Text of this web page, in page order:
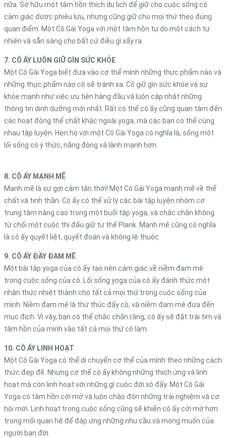
nữa. Sở hữu một tâm hồn thích du lịch để giữ cho cuộc sống có
cảm giác được phiêu lưu, nhưng cũng giữ cho mọi thứ theo đúng
quan điểm. Một Cô Gái Yoga với một tâm hồn tự do một cách tự
nhiên và sẵn sàng cho bất cứ điều gì xẩy ra.
7. CÔ ẤY LUÔN GIỮ GÌN SỨC KHỎE
Một Cô Gái Yoga biết đưa vào cơ thể mình những thực phẩm nào và
những thực phẩm nào cô sẽ tránh xa. Cô giữ gìn sức khỏe và sự
khỏe mạnh như việc ưu tiên hàng đầu và luôn cập nhật những
thông tin dinh dưỡng mới nhất. Rất có thể cô ấy cũng quan tâm đến
các hoạt động thể chất khác ngoài yoga, mà các bạn có thể cùng
nhau tập luyện. Hẹn hò với một Cô Gái Yoga có nghĩa là, sống một
lối sống có ý thức, năng động và lành mạnh hơn.
8. CÔ ẤY MẠNH MẼ
Mạnh mẽ là sự gợi cảm tân thời! Một Cô Gái Yoga mạnh mẽ về thể
chất và tinh thần. Cô ấy có thể xử lý các bài tập luyện nhóm cơ
trung tâm nâng cao trong một buổi tập yoga, và chắc chắn không
từ chối một cuộc thi đấu giữ tư thế Plank. Mạnh mẽ cũng có nghĩa
là cô ấy quyết liệt, quyết đoán và không lệ thuộc.
9. CÔ ẤY ĐẦY ĐAM MÊ
Một bài tập yoga của cô ấy tạo nên cảm giác về niềm đam mê
trong cuộc sống của cô. Lối sống yoga của cô ấy đánh thức một
nhận thức nhiệt thành cho tất cả mọi thứ trong cuộc sống của
mình. Niềm đam mê là thứ thúc đẩy cô, và niềm đam mê đưa đến
mục đích. Vì vậy, bạn có thể chắc chắn rằng, cô ấy sẽ đặt trái tim và
tâm hồn của mình vào tất cả mọi thứ cô làm.
10. CÔ ẤY LINH HOẠT
Một Cô Gái Yoga có thể di chuyển cơ thể của mình theo những cách
thức đẹp đẽ. Nhưng cơ thể cô ấy không những thích ứng và linh
hoạt mà còn linh hoạt với những gì cuộc đời xô đẩy. Một Cô Gái
Yoga có tâm hồn cởi mở và luôn chào đón những trải nghiệm và cơ
hội mới. Linh hoạt trong cuộc sống cũng sẽ khiến cô ấy cởi mở hơn
trong mối quan hệ để đáp ứng những nhu cầu và mong muốn của
người bạn đời.